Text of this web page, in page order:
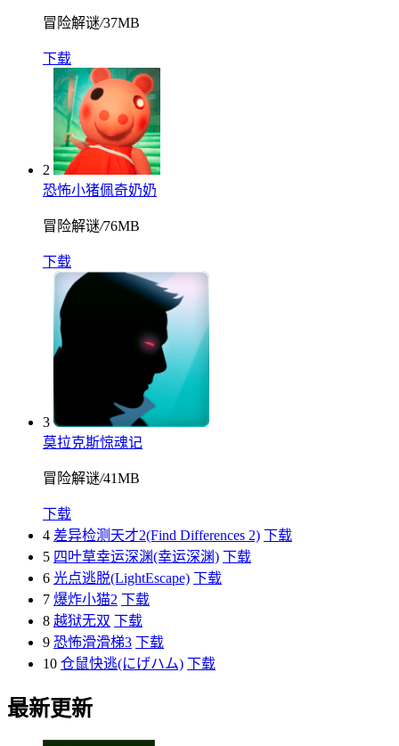
冒险解谜/37MB
下载
2
恐怖小猪佩奇奶奶
冒险解谜/76MB
下载
3
莫拉克斯惊魂记
冒险解谜/41MB
下载
4 差异检测天才2(Find Differences 2) 下载
5 四叶草幸运深渊(幸运深渊) 下载
6 光点逃脱(LightEscape) 下载
7 爆炸小猫2 下载
8 越狱无双 下载
9 恐怖滑滑梯3 下载
10 仓鼠快逃(にげハム) 下载
最新更新